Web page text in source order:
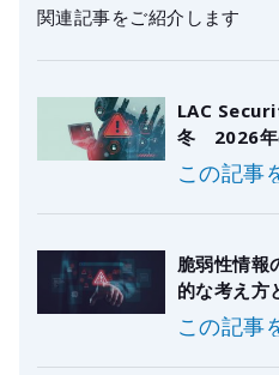
関連記事をご紹介します
LAC
冬 2026年
この記事
脆弱性情報
的な考え方
この記事